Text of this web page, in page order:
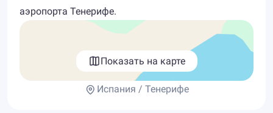
аэропорта Тенерифе.
Показать на карте
Испания / Тенерифе